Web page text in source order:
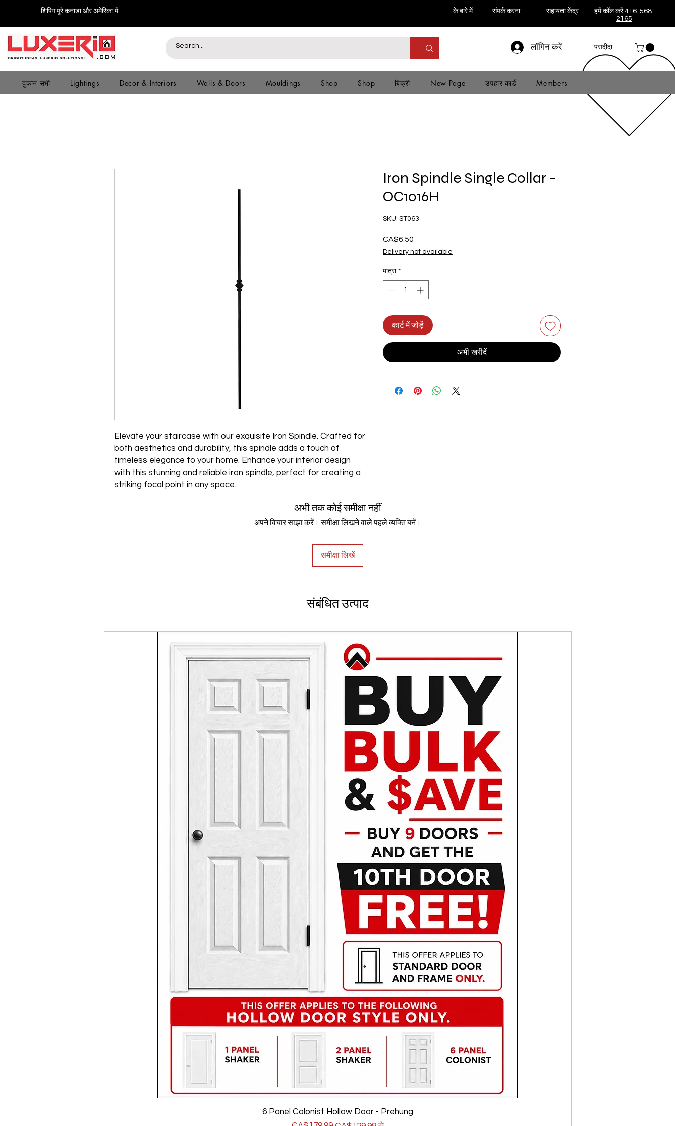
शिपिंग पूरे कनाडा और अमेरिका में के बारे में संपर्क करना सहायता केंद्र
हमें कॉल करें 416-568-
2165
लॉगिन करें पसंदीदा
दुकान सभी Lightings Decor & Interiors Walls & Doors Mouldings Shop Shop बिक्री New Page उपहार कार्ड Members
Elevate your staircase with our exquisite Iron Spindle. Crafted for
both aesthetics and durability, this spindle adds a touch of
timeless elegance to your home. Enhance your interior design
with this stunning and reliable iron spindle, perfect for creating a
striking focal point in any space.
Iron Spindle Single Collar -
OC1016H
SKU: ST063
CA$6.50
Delivery not available
मात्रा *
कार्ट में जोड़ें
अभी खरीदें
अभी तक कोई समीक्षा नहीं
अपने विचार साझा करें। समीक्षा लिखने वाले पहले व्यक्ति बनें।
समीक्षा लिखें
संबंधित उत्पाद
6 Panel Colonist Hollow Door - Prehung